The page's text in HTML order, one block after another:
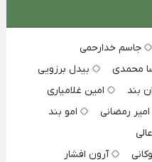
جاسم خدارحمی
محمدی
بیدل برزویی
بند
امین غلامیاری
امیر رمضانی
امو بند
آرون افشار